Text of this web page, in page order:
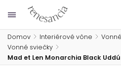
Domov / Interiérové vône /
Vonné sviečky /
Mad et Len Monarchia Black